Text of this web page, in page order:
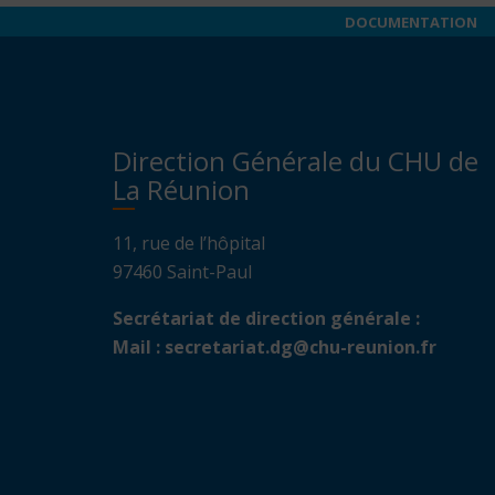
DOCUMENTATION
Direction Générale du CHU de
La Réunion
11, rue de l’hôpital
97460 Saint-Paul
Secrétariat de direction générale :
Mail : secretariat.dg@chu-reunion.fr